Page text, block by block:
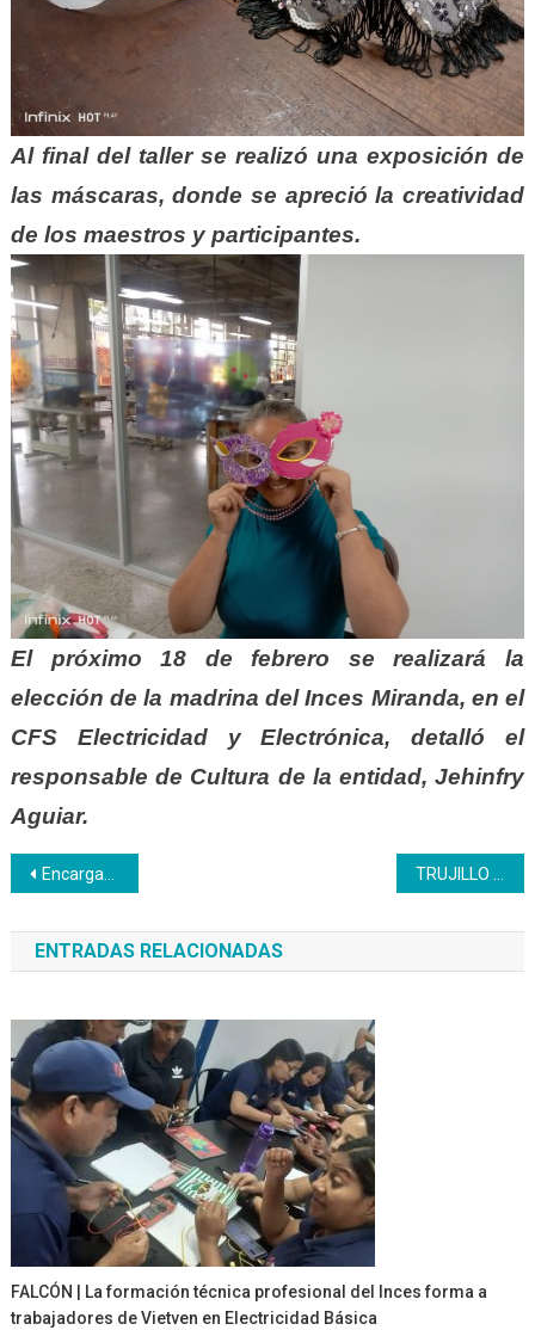
Al final del taller se realizó una exposición de
las máscaras, donde se apreció la creatividad
de los maestros y participantes.
El próximo 18 de febrero se realizará la
elección de la madrina del Inces Miranda, en el
CFS Electricidad y Electrónica, detalló el
responsable de Cultura de la entidad, Jehinfry
Aguiar.
Navegación
de
entradas
Encargado de Negocios de Libia sostuvo reunión con el presidente del Inces TRUJILLO | Plan trimestral del Inces cubrirá demanda sistema HACER
ENTRADAS RELACIONADAS
FALCÓN | La formación técnica profesional del Inces forma a
trabajadores de Vietven en Electricidad Básica